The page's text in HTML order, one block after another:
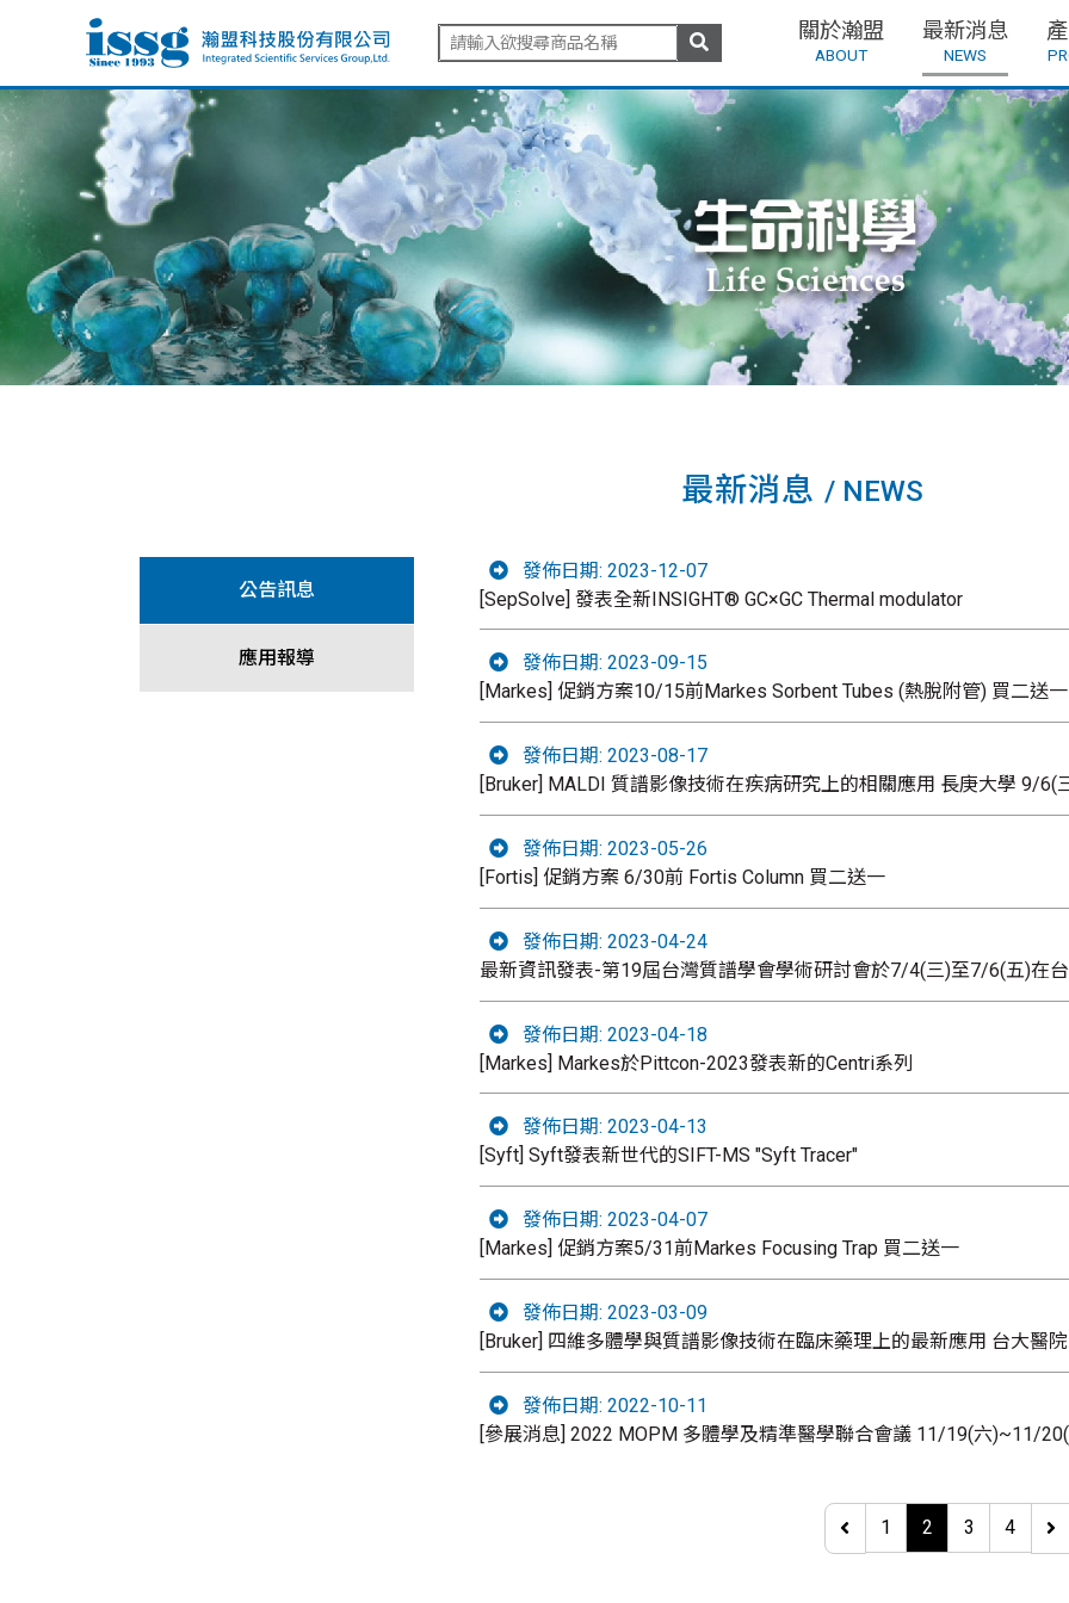
關於瀚盟
ABOUT
最新消息
NEWS
最新消息 / NEWS
公告訊息
應用報導
發佈日期: 2023-12-07
[SepSolve] 發表全新INSIGHT® GC×GC Thermal modulator
發佈日期: 2023-09-15
[Markes] 促銷方案10/15前Markes Sorbent Tubes (熱脫附管) 買二送一
發佈日期: 2023-08-17
[Bruker] MALDI 質譜影像技術在疾病研究上的相關應用 長庚大學 9/6(
發佈日期: 2023-05-26
[Fortis] 促銷方案 6/30前 Fortis Column 買二送一
發佈日期: 2023-04-24
最新資訊發表-第19屆台灣質譜學會學術研討會於7/4(三)至7/6(五)在
發佈日期: 2023-04-18
[Markes] Markes於Pittcon-2023發表新的Centri系列
發佈日期: 2023-04-13
[Syft] Syft發表新世代的SIFT-MS "Syft Tracer"
發佈日期: 2023-04-07
[Markes] 促銷方案5/31前Markes Focusing Trap 買二送一
發佈日期: 2023-03-09
[Bruker] 四維多體學與質譜影像技術在臨床藥理上的最新應用 台大醫
發佈日期: 2022-10-11
[參展消息] 2022 MOPM 多體學及精準醫學聯合會議 11/19(六)~11/
1 2 3 4